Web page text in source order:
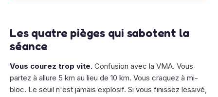
Les quatre pièges qui sabotent la
séance
Vous courez trop vite. Confusion avec la VMA. Vous
partez à allure 5 km au lieu de 10 km. Vous craquez à mi-
bloc. Le seuil n'est jamais explosif. Si vous finissez lessivé,